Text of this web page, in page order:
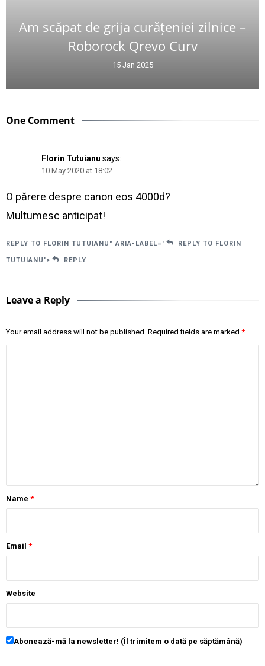
Am scăpat de grija curățeniei zilnice –
Roborock Qrevo Curv
15 Jan 2025
One Comment
Florin Tutuianu says:
10 May 2020 at 18:02
O părere despre canon eos 4000d?
Multumesc anticipat!
REPLY TO FLORIN TUTUIANU" ARIA-LABEL=' REPLY TO FLORIN
TUTUIANU'> REPLY
Leave a Reply
Your email address will not be published. Required fields are marked *
Name *
Email *
Website
Abonează-mă la newsletter! (Îl trimitem o dată pe săptămână)